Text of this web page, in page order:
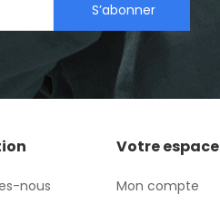
S’abonner
nous
Votre espace
Mon compte